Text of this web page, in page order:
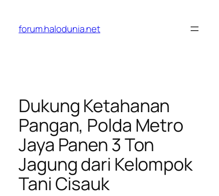
konten
forum.halodunia.net
Dukung Ketahanan
Pangan, Polda Metro
Jaya Panen 3 Ton
Jagung dari Kelompok
Tani Cisauk